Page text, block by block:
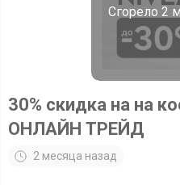
Сгорело 2
30% скидка на на
ОНЛАЙН ТРЕЙД
2 месяца назад